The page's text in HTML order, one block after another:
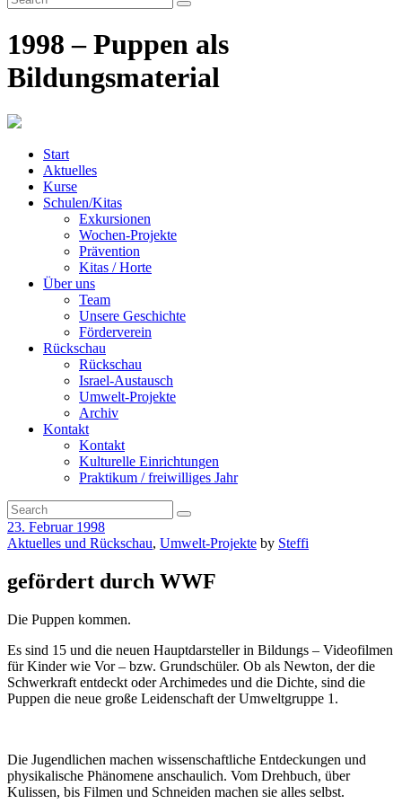
1998 – Puppen als
Bildungsmaterial
Start
Aktuelles
Kurse
Schulen/Kitas
Exkursionen
Wochen-Projekte
Prävention
Kitas / Horte
Über uns
Team
Unsere Geschichte
Förderverein
Rückschau
Rückschau
Israel-Austausch
Umwelt-Projekte
Archiv
Kontakt
Kontakt
Kulturelle Einrichtungen
Praktikum / freiwilliges Jahr
23. Februar 1998
Aktuelles und Rückschau, Umwelt-Projekte by Steffi
gefördert durch WWF
Die Puppen kommen.
Es sind 15 und die neuen Hauptdarsteller in Bildungs – Videofilmen
für Kinder wie Vor – bzw. Grundschüler. Ob als Newton, der die
Schwerkraft entdeckt oder Archimedes und die Dichte, sind die
Puppen die neue große Leidenschaft der Umweltgruppe 1.
Die Jugendlichen machen wissenschaftliche Entdeckungen und
physikalische Phänomene anschaulich. Vom Drehbuch, über
Kulissen, bis Filmen und Schneiden machen sie alles selbst.